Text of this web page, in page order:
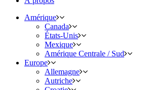
Amérique
Canada
États-Unis
Mexique
Amérique Centrale / Sud
Europe
Allemagne
Autriche